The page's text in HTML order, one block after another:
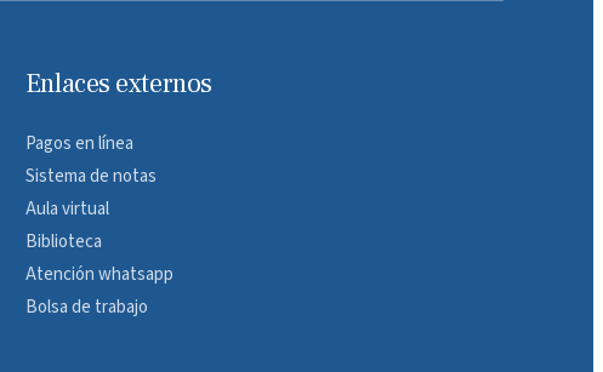
Enlaces externos
Pagos en línea
Sistema de notas
Aula virtual
Biblioteca
Atención whatsapp
Bolsa de trabajo